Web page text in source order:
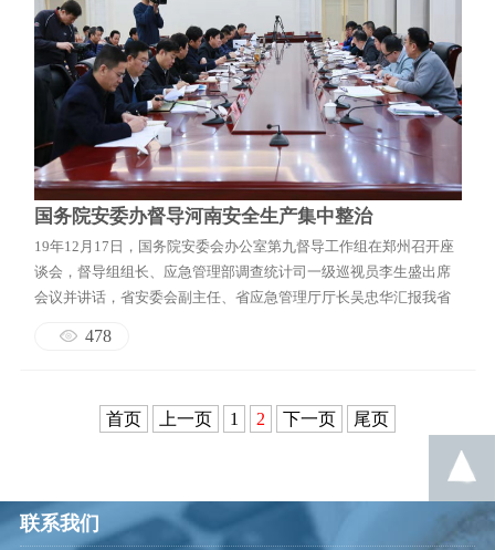
国务院安委办督导河南安全生产集中整治
19年12月17日，国务院安委会办公室第九督导工作组在郑州召开座
谈会，督导组组长、应急管理部调查统计司一级巡视员李生盛出席
会议并讲话，省安委会副主任、省应急管理厅厅长吴忠华汇报我省
478
首页 上一页 1 2 下一页 尾页
联系我们